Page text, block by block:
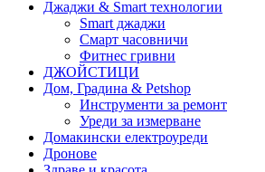
Джаджи & Smart технологии
Smart джаджи
Смарт часовничи
Фитнес гривни
ДЖОЙСТИЦИ
Дом, Градина & Petshop
Инструменти за ремонт
Уреди за измерване
Домакински електроуреди
Дронове